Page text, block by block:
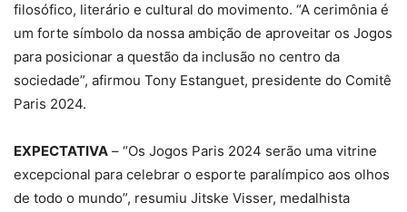
filosófico, literário e cultural do movimento. “A cerimônia é
um forte símbolo da nossa ambição de aproveitar os Jogos
para posicionar a questão da inclusão no centro da
sociedade”, afirmou Tony Estanguet, presidente do Comitê
Paris 2024.
EXPECTATIVA – “Os Jogos Paris 2024 serão uma vitrine
excepcional para celebrar o esporte paralímpico aos olhos
de todo o mundo”, resumiu Jitske Visser, medalhista